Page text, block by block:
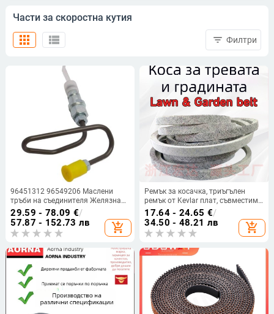
Части за скоростна кутия
view_list
apps filter_list Филтри
96451312 96549206 Маслени
тръби на съединителя Желязна
тръба на колектора Твърд
маркуч за Buick Excelle 1.6 2004
2005 2006 2007 2008 2009 2010-
2016
29.59 - 78.09 €/
57.87 - 152.73 лв
add_shopping_cart
Ремък за косачка, триъгълен
ремък от Kevlar плат, съвместим
с John Deere
17.64 - 24.65 €/
34.50 - 48.21 лв
add_shopping_cart